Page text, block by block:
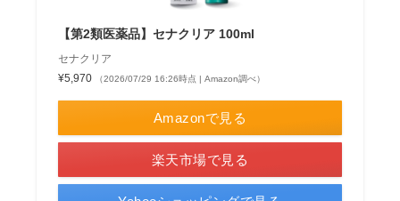
【第2類医薬品】セナクリア 100ml
セナクリア
¥5,970
（2026/07/29 16:26時点 | Amazon調べ）
Amazonで見る
楽天市場で見る